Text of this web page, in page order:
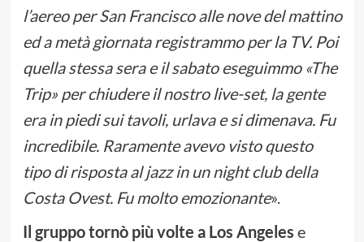
l’aereo per San Francisco alle nove del mattino
ed a metà giornata registrammo per la TV. Poi
quella stessa sera e il sabato eseguimmo «The
Trip» per chiudere il nostro live-set, la gente
era in piedi sui tavoli, urlava e si dimenava. Fu
incredibile. Raramente avevo visto questo
tipo di risposta al jazz in un night club della
Costa Ovest. Fu molto emozionante».
Il gruppo tornò più volte a Los Angeles e